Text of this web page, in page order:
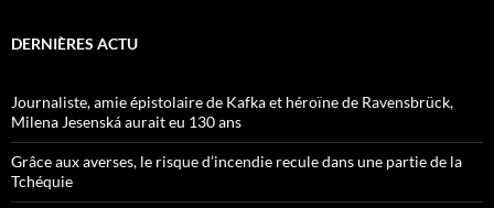
DERNIÈRES ACTU
Journaliste, amie épistolaire de Kafka et héroïne de Ravensbrück,
Milena Jesenská aurait eu 130 ans
Grâce aux averses, le risque d’incendie recule dans une partie de la
Tchéquie